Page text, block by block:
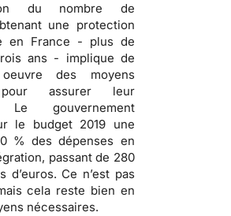
du nombre de
une protection
en France - plus de
ans - implique de
des moyens
assurer leur
Le gouvernement
le budget 2019 une
% des dépenses en
passant de 280
d’euros. Ce n’est pas
cela reste bien en
nécessaires.